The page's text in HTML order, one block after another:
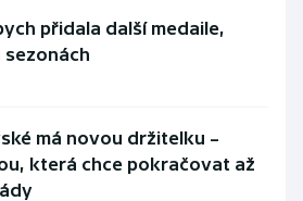
přidala další medaile,
sezonách
má novou držitelku –
která chce pokračovat až